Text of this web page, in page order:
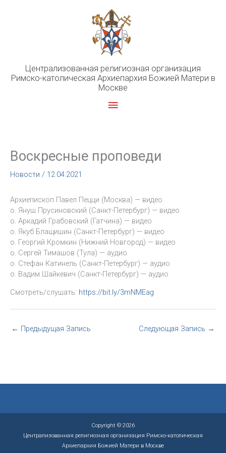
Централизованная религиозная организация
Римско-католическая Архиепархия Божией Матери в
Москве
Главное
Воскресные проповеди
Новости / 12.04.2021
Архиепископ Павел Пецци (Москва) — видео
о. Януш Прусиновский (Санкт-Петербург) — видео
о. Аркадий Грабовский (Гатчина) — видео
о. Якуб Блащишин (Санкт-Петербург) — видео
о. Георгий Кромкин (Нижний Новгород) — видео
о. Сергей Тимашов (Тула) — аудио
о. Стефан Катинель (Санкт-Петербург) — аудио
о. Вадим Шайкевич (Санкт-Петербург) — аудио
Смотреть/слушать: https://bit.ly/3mNMEag
← Предыдущая Запись Следующая Запись →
Copyright © 2026
Централизованная религиозная организация Римско-католическая
Архиепархия Божией Матери в Москве